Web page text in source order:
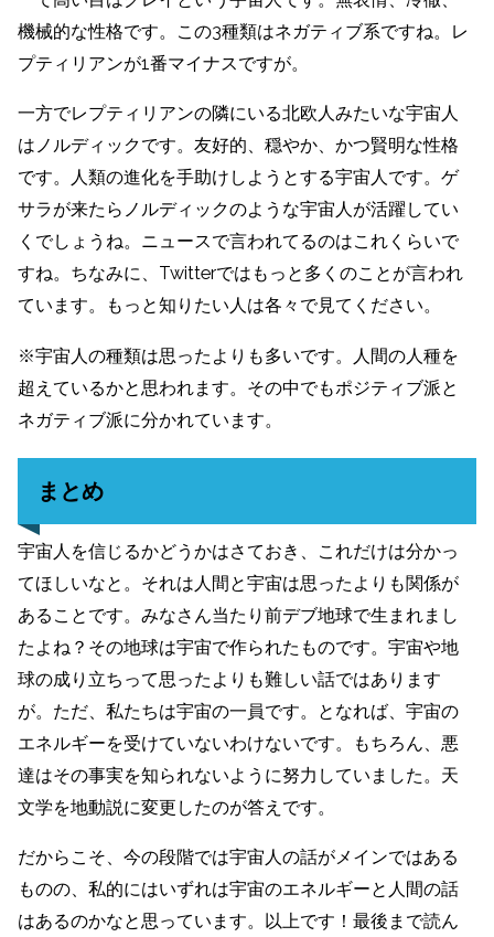
機械的な性格です。この3種類はネガティブ系ですね。レ
プティリアンが1番マイナスですが。
一方でレプティリアンの隣にいる北欧人みたいな宇宙人
はノルディックです。友好的、穏やか、かつ賢明な性格
です。人類の進化を手助けしようとする宇宙人です。ゲ
サラが来たらノルディックのような宇宙人が活躍してい
くでしょうね。ニュースで言われてるのはこれくらいで
すね。ちなみに、Twitterではもっと多くのことが言われ
ています。もっと知りたい人は各々で見てください。
※宇宙人の種類は思ったよりも多いです。人間の人種を
超えているかと思われます。その中でもポジティブ派と
ネガティブ派に分かれています。
まとめ
宇宙人を信じるかどうかはさておき、これだけは分かっ
てほしいなと。それは人間と宇宙は思ったよりも関係が
あることです。みなさん当たり前デブ地球で生まれまし
たよね？その地球は宇宙で作られたものです。宇宙や地
球の成り立ちって思ったよりも難しい話ではあります
が。ただ、私たちは宇宙の一員です。となれば、宇宙の
エネルギーを受けていないわけないです。もちろん、悪
達はその事実を知られないように努力していました。天
文学を地動説に変更したのが答えです。
だからこそ、今の段階では宇宙人の話がメインではある
ものの、私的にはいずれは宇宙のエネルギーと人間の話
はあるのかなと思っています。以上です！最後まで読ん